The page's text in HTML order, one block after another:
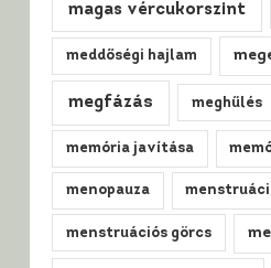
magas vércukorszint
meddőségi hajlam
megfázás meghűlés
memória javítása
menopauza
menstruációs görcs